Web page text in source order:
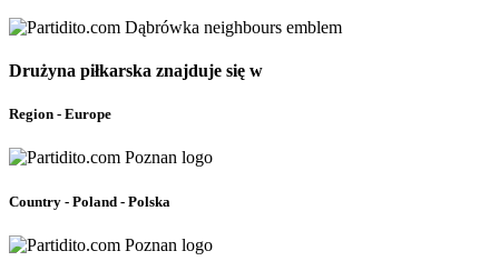
Drużyna piłkarska znajduje się w
Region - Europe
Country - Poland - Polska